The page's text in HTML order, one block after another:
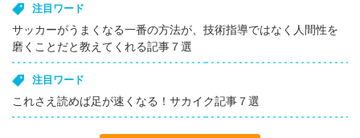
注目ワード
サッカーがうまくなる一番の方法が、技術指導ではなく人間性を
磨くことだと教えてくれる記事７選
注目ワード
これさえ読めば足が速くなる！サカイク記事７選